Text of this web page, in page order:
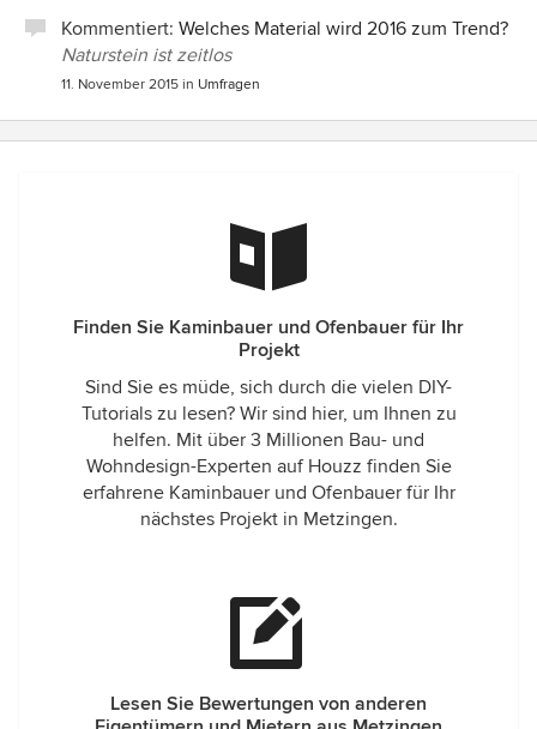
Kommentiert: Welches Material wird 2016 zum Trend?
Naturstein ist zeitlos
11. November 2015 in Umfragen
Finden Sie Kaminbauer und Ofenbauer für Ihr
Projekt
Sind Sie es müde, sich durch die vielen DIY-
Tutorials zu lesen? Wir sind hier, um Ihnen zu
helfen. Mit über 3 Millionen Bau- und
Wohndesign-Experten auf Houzz finden Sie
erfahrene Kaminbauer und Ofenbauer für Ihr
nächstes Projekt in Metzingen.
Lesen Sie Bewertungen von anderen